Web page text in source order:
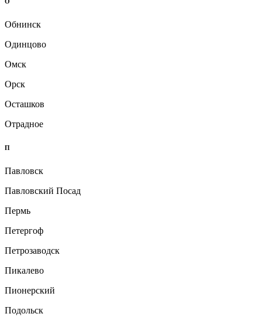
Обнинск
Одинцово
Омск
Орск
Осташков
Отрадное
П
Павловск
Павловский Посад
Пермь
Петергоф
Петрозаводск
Пикалево
Пионерский
Подольск